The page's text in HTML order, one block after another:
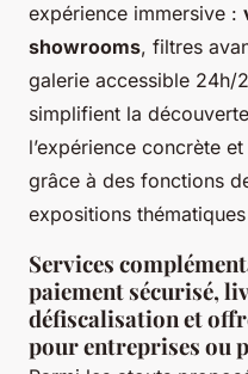
expérience immersive :
showrooms, filtres
galerie accessible 24h/
simplifient la
l’expérience concrète
grâce à des fonctions
expositions
Services
paiement sécurisé,
défiscalisation et
pour entreprises ou